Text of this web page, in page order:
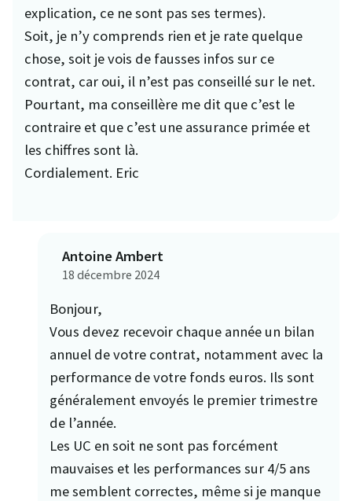
explication, ce ne sont pas ses termes).
Soit, je n’y comprends rien et je rate quelque
chose, soit je vois de fausses infos sur ce
contrat, car oui, il n’est pas conseillé sur le net.
Pourtant, ma conseillère me dit que c’est le
contraire et que c’est une assurance primée et
les chiffres sont là.
Cordialement. Eric
Antoine Ambert
18 décembre 2024
Bonjour,
Vous devez recevoir chaque année un bilan
annuel de votre contrat, notamment avec la
performance de votre fonds euros. Ils sont
généralement envoyés le premier trimestre
de l’année.
Les UC en soit ne sont pas forcément
mauvaises et les performances sur 4/5 ans
me semblent correctes, même si je manque